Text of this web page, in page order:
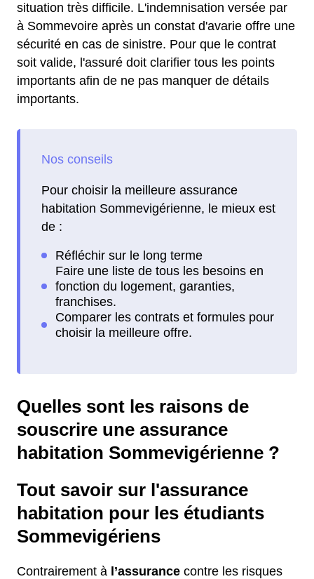
situation très difficile. L'indemnisation versée par
à Sommevoire après un constat d'avarie offre une
sécurité en cas de sinistre. Pour que le contrat
soit valide, l'assuré doit clarifier tous les points
importants afin de ne pas manquer de détails
importants.
Pour choisir la meilleure assurance
habitation Sommevigérienne, le mieux est
de :
Quelles sont les raisons de
souscrire une assurance
habitation Sommevigérienne ?
Tout savoir sur l'assurance
habitation pour les étudiants
Sommevigériens
Contrairement à l’assurance contre les risques